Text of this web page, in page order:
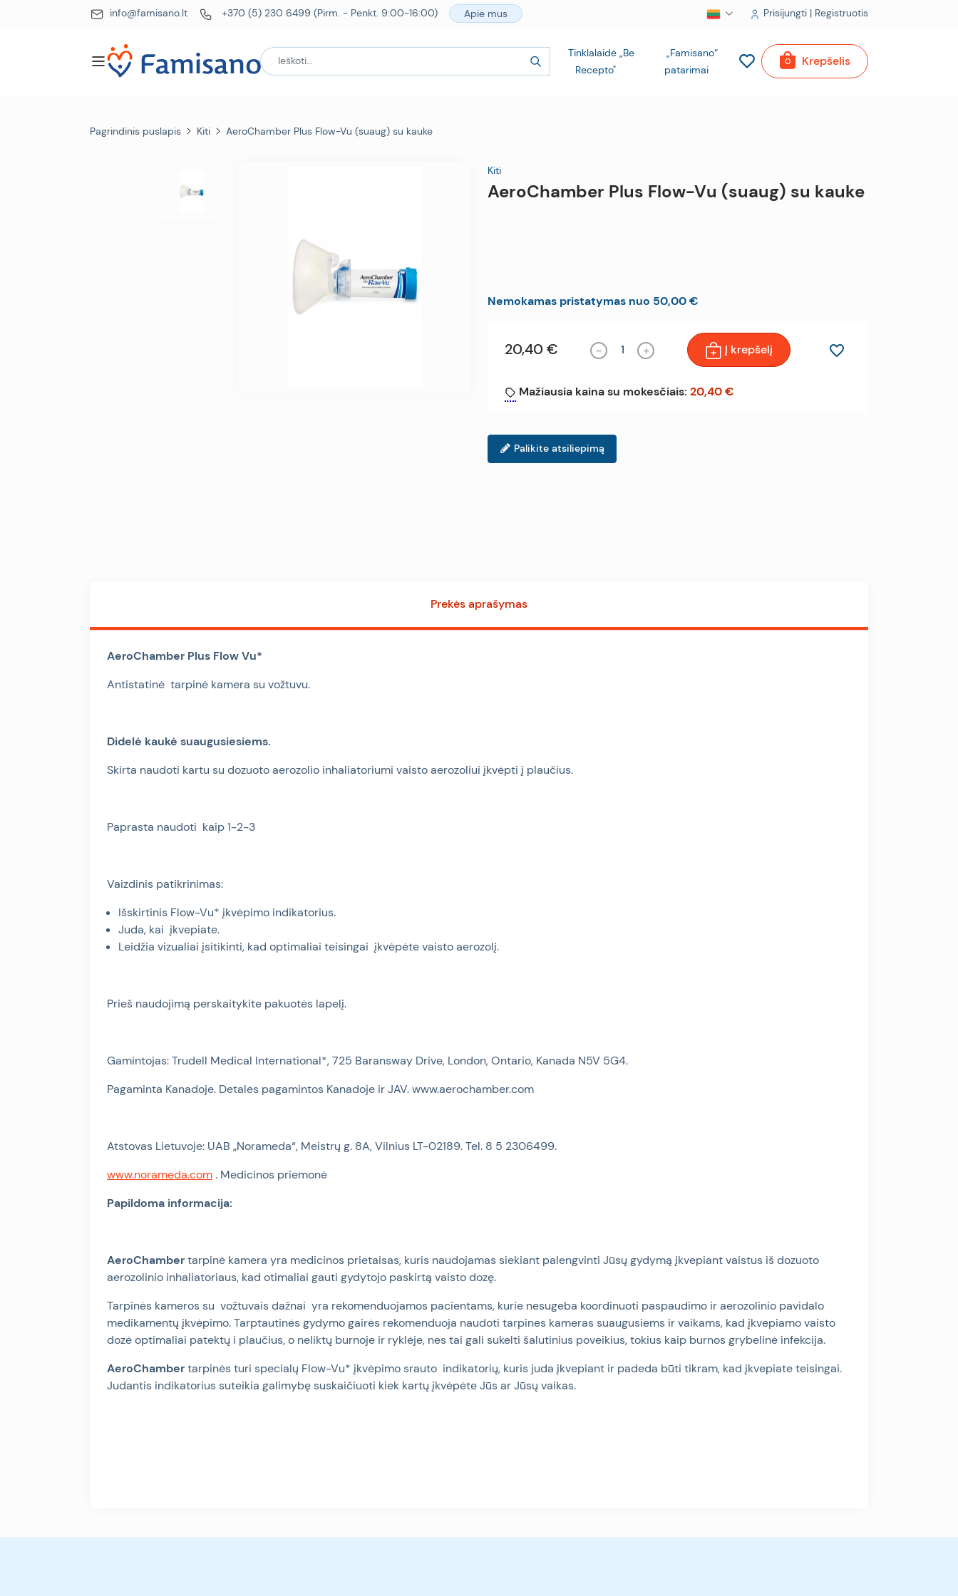
info@famisano.lt +370 (5) 230 6499 (Pirm. - Penkt. 9:00-16:00) Apie mus Prisijungti | Registruotis
Tinklalaidė „Be
Recepto"
„Famisano“
patarimai
0 Krepšelis
Pagrindinis puslapis Kiti AeroChamber Plus Flow-Vu (suaug) su kauke
Kiti
AeroChamber Plus Flow-Vu (suaug) su kauke
Nemokamas pristatymas nuo 50,00 €
20,40 € - + Į krepšelį favorite_border
Mažiausia kaina su mokesčiais: 20,40 €
Palikite atsiliepimą
Prekės aprašymas
AeroChamber Plus Flow Vu*
Antistatinė tarpinė kamera su vožtuvu.
Didelė kaukė suaugusiesiems.
Skirta naudoti kartu su dozuoto aerozolio inhaliatoriumi vaisto aerozoliui įkvėpti į plaučius.
Paprasta naudoti kaip1-2-3
Vaizdinis patikrinimas:
Išskirtinis Flow-Vu* įkvėpimo indikatorius.
Juda, kai įkvepiate.
Leidžia vizualiai įsitikinti, kad optimaliai teisingai įkvėpėte vaisto aerozolį.
Prieš naudojimą perskaitykite pakuotės lapelį.
Gamintojas: Trudell Medical International*, 725 Baransway Drive, London, Ontario, Kanada N5V 5G4.
Pagaminta Kanadoje. Detalės pagamintos Kanadoje ir JAV. www.aerochamber.com
Atstovas Lietuvoje: UAB „Norameda“, Meistrų g. 8A, Vilnius LT-02189. Tel. 8 5 2306499.
www.norameda.com. Medicinos priemonė
Papildoma informacija:
AeroChambertarpinė kamera yra medicinos prietaisas, kuris naudojamas siekiant palengvinti Jūsų gydymą įkvepiant vaistus iš dozuoto
aerozolinio inhaliatoriaus, kad otimaliai gauti gydytojo paskirtą vaisto dozę.
Tarpinės kameros su vožtuvais dažnai yra rekomenduojamos pacientams, kurie nesugeba koordinuoti paspaudimo ir aerozolinio pavidalo
medikamentų įkvėpimo. Tarptautinės gydymo gairės rekomenduoja naudoti tarpines kameras suaugusiems ir vaikams, kad įkvepiamo vaisto
dozė optimaliai patektų i plaučius, o neliktų burnoje ir ryklėje, nes tai gali sukelti šalutinius poveikius, tokius kaip burnos grybelinė infekcija.
AeroChambertarpinės turi specialų Flow-Vu* įkvėpimo srauto indikatorių, kuris juda įkvepiant ir padeda būti tikram, kad įkvepiate teisingai.
Judantis indikatorius suteikia galimybę suskaičiuoti kiek kartų įkvėpėte Jūs ar Jūsų vaikas.